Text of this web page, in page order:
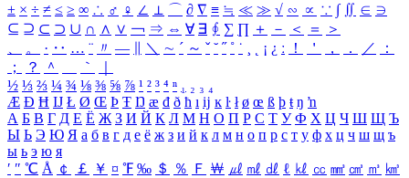
± × ÷ ≠ ≤ ≥ ∞ ∴ ♂ ♀ ∠ ⊥ ⌒ ∂ ∇ ≡ ≒ ≪ ≫ √ ∽ ∝ ∵ ∫ ∬ ∈ ∋
⊆ ⊇ ⊂ ⊃ ∪ ∩ ∧ ∨ ￢ ⇒ ⇔ ∀ ∃ ∮ ∑ ∏ ＋ － ＜ ＝
＞
、
。 · ‥ … ¨ 〃 ― ＼ ∼ ´ ～ ˇ ˘ ˝ ˚ ˙ ¸ ¡ ¿ ː ！ ＇ ， ． ／
：
；
？ ＾ ｀
½ ⅓ ⅔ ¼ ¾ ⅛ ⅜ ⅝ ⅞ ¹ ² ³ ⁴ ⁿ ₁ ₂ ₃ ₄
Æ Ð Ħ Ĳ Ł Ø Œ Þ Ŧ Ŋ æ đ ð ħ ı ĳ ĸ ŀ ł ø œ ß þ ŧ ŋ ŉ
А Б В Г Д Е Ё Ж З И Й К Л М Н О П Р С Т У Ф Х Ц Ч Ш Щ Ъ
Ы Ь Э Ю Я а б в г д е ё ж з и й к л м н о п р с т у ф х ц ч ш щ ъ
ы ь э ю я
′ ″ ℃ Å ￠ ￡ ￥ ¤ ℉ ‰ ＄ ％ Ｆ ￦ ㎕ ㎖ ㎗ ℓ ㎘ ㏄ ㎣ ㎤ ㎥ ㎦